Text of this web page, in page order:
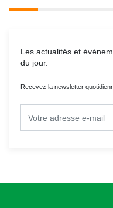
Les actualités et
du jour.
Recevez la newsletter